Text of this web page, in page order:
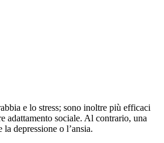
e lo stress; sono inoltre più efficaci
adattamento sociale. Al contrario, una
depressione o l’ansia.